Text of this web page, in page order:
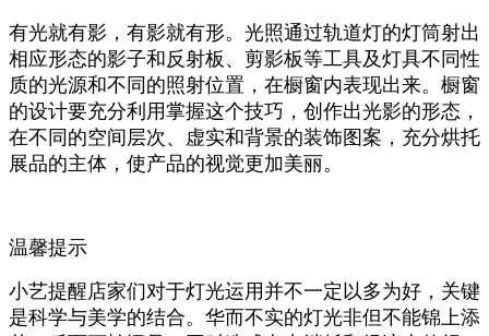
有光就有影，有影就有形。光照通过轨道灯的灯筒射出
相应形态的影子和反射板、剪影板等工具及灯具不同性
质的光源和不同的照射位置，在橱窗内表现出来。橱窗
的设计要充分利用掌握这个技巧，创作出光影的形态，
在不同的空间层次、虚实和背景的装饰图案，充分烘托
展品的主体，使产品的视觉更加美丽。
温馨提示
小艺提醒店家们对于灯光运用并不一定以多为好，关键
是科学与美学的结合。华而不实的灯光非但不能锦上添